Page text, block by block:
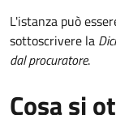
L'istanza può
sottoscrivere la
dal procuratore.
Cosa si